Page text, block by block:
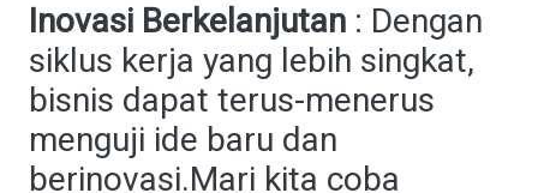
Inovasi Berkelanjutan : Dengan
siklus kerja yang lebih singkat,
bisnis dapat terus-menerus
menguji ide baru dan
berinovasi.Mari kita coba